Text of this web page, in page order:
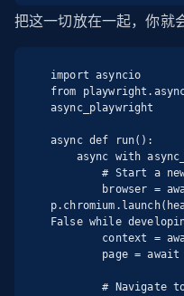
把这一切放在一起，你就
import asyncio
from
async_playwright
async def run():
        # Start a new Chromium instance
False while
        # Navigate to Google